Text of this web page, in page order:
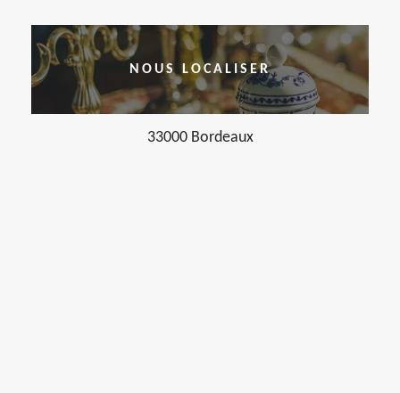
NOUS LOCALISER
33000 Bordeaux